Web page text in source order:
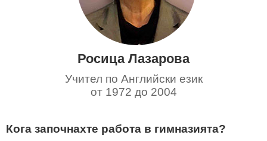
Росица Лазарова
Учител по Английски език
от 1972 до 2004
Кога започнахте работа в гимназията?